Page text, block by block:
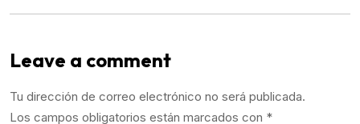
Leave a comment
Tu dirección de correo electrónico no será publicada.
Los campos obligatorios están marcados con *